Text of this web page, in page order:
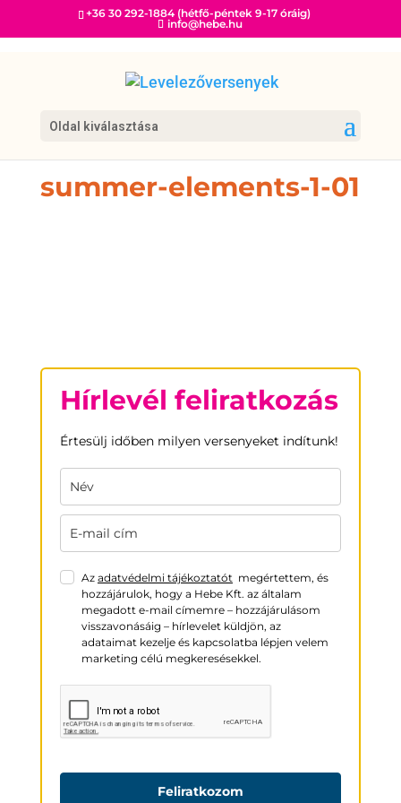
+36 30 292-1884 (hétfő-péntek 9-17 óráig)
info@hebe.hu
Oldal kiválasztása
summer-elements-1-01
Hírlevél feliratkozás
Értesülj időben milyen versenyeket indítunk!
Az adatvédelmi tájékoztatótmegértettem, és
hozzájárulok, hogy a Hebe Kft. az általam
megadott e-mail címemre – hozzájárulásom
visszavonásáig – hírlevelet küldjön, az
adataimat kezelje és kapcsolatba lépjen velem
marketing célú megkeresésekkel.
Feliratkozom